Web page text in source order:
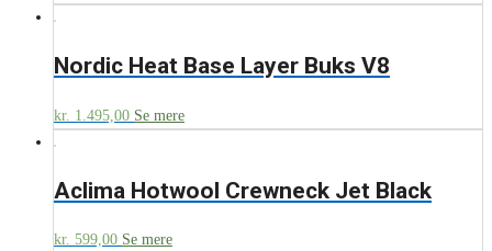
Nordic Heat Base Layer Buks V8
kr. 1.495,00 Se mere
Aclima Hotwool Crewneck Jet Black
kr. 599,00 Se mere